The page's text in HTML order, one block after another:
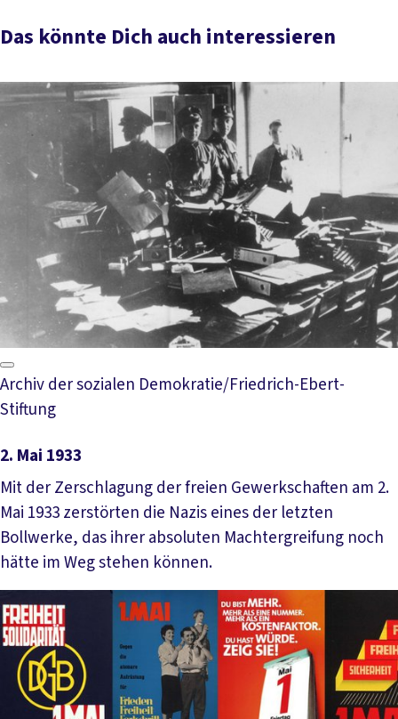
Das könnte Dich auch interessieren
Archiv der sozialen Demokratie/Friedrich-Ebert-
Stiftung
2. Mai 1933
Mit der Zerschlagung der freien Gewerkschaften am 2.
Mai 1933 zerstörten die Nazis eines der letzten
Bollwerke, das ihrer absoluten Machtergreifung noch
hätte im Weg stehen können.
Mehr lesen